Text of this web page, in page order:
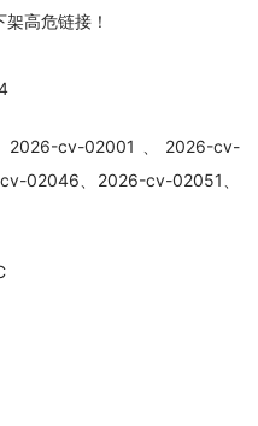
高危链接！
cv-02001、2026-cv-
02046、2026-cv-02051、